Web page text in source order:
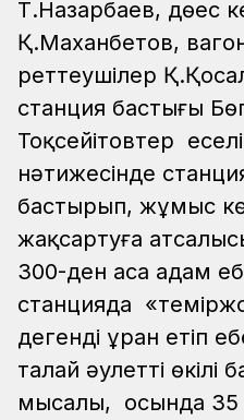
Т.Назарбаев, дөңес
Қ.Маханбетов,
реттеушілер
станция бастығы
Тоқсейітовтер еселі
нәтижесінде
бастырып, жұмыс
жақсартуға
300-ден аса адам
станцияда
дегенді ұран етіп
талай әулеттің өкілі
мысалы, осында 35